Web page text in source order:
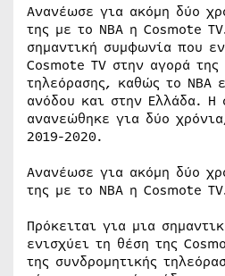
Ανανέωσε για ακόμη δύο
της με το NBA η Cosmote
σημαντική συμφωνία που
Cosmote TV στην αγορά της
τηλεόρασης, καθώς το NBA
ανόδου και στην Ελλάδα. Η
ανανεώθηκε για δύο
2019-2020.
Ανανέωσε για ακόμη δύο
της με το NBA η Cosmote
Πρόκειται για μια
ενισχύει τη θέση της
της συνδρομητικής